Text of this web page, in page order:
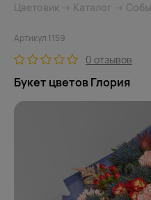
Цветовик → Каталог →
Артикул 1159
0 отзывов
Букет цветов Глория